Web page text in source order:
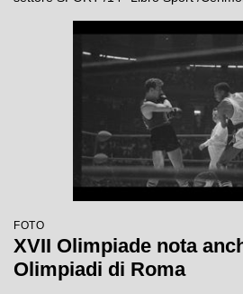
FOTO
XVII Olimpiade nota
Olimpiadi di Roma